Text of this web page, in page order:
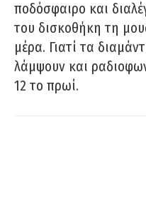
ποδόσφαιρο και
του δισκοθήκη τη
μέρα. Γιατί τα
λάμψουν και
12 το πρωί.